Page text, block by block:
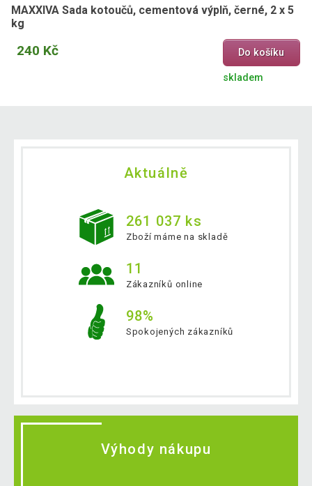
MAXXIVA Sada kotoučů, cementová výplň, černé, 2 x 5
kg
240 Kč Do košíku
skladem
Aktuálně
261 037 ks
Zboží máme na skladě
11
Zákazníků online
98%
Spokojených zákazníků
Výhody nákupu